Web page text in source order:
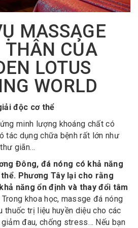
MASSAGE
THÂN CỦA
LOTUS
WORLD
độc cơ thể
minh lượng khoáng chất có
tác dụng chữa bệnh rất lớn như
giãn…
Đông, đá nóng có khả năng
Phương Tây lại cho rằng
năng ổn định và thay đổi tâm
Trong khoa học, massge đá nóng
trị liệu huyền diệu cho các
đau, chống stress… Nếu bạn